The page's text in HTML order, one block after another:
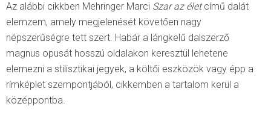
Az alábbi cikkben Mehringer Marci Szar az életcímű dalát
elemzem, amely megjelenését követően nagy
népszerűségre tett szert. Habár a lángkelű dalszerző
magnus opusát hosszú oldalakon keresztül lehetene
elemezni a stilisztikai jegyek, a költői eszközök vagy épp a
rímképlet szempontjából, cikkemben a tartalom kerül a
középpontba.